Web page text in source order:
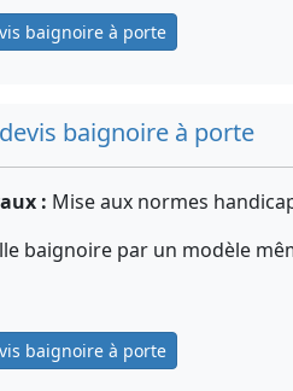
baignoire à porte
baignoire à porte
: Mise aux normes
baignoire par un modèle
baignoire à porte